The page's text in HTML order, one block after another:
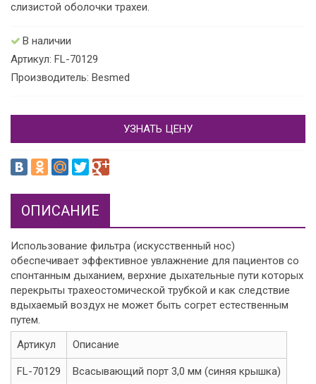
слизистой оболочки трахеи.
В наличии
Артикул: FL-70129
Производитель: Besmed
УЗНАТЬ ЦЕНУ
ОПИСАНИЕ
Использование фильтра (искусственный нос)
обеспечивает эффективное увлажнение для пациентов со
спонтанным дыханием, верхние дыхательные пути которых
перекрыты трахеостомической трубкой и как следствие
вдыхаемый воздух не может быть согрет естественным
путем.
Артикул
Описание
FL-70129 Всасывающий порт 3,0 мм (синяя крышка)